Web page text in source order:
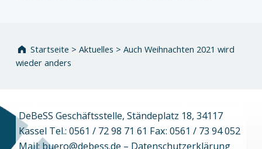
Startseite > Aktuelles > Auch Weihnachten 2021 wird
wieder anders
DeBeSS Geschäftsstelle, Ständeplatz 18, 34117
Kassel Tel.: 0561 / 72 98 71 61 Fax: 0561 / 73 94 052
Mail: buero@debess.de – Datenschutzerklärung